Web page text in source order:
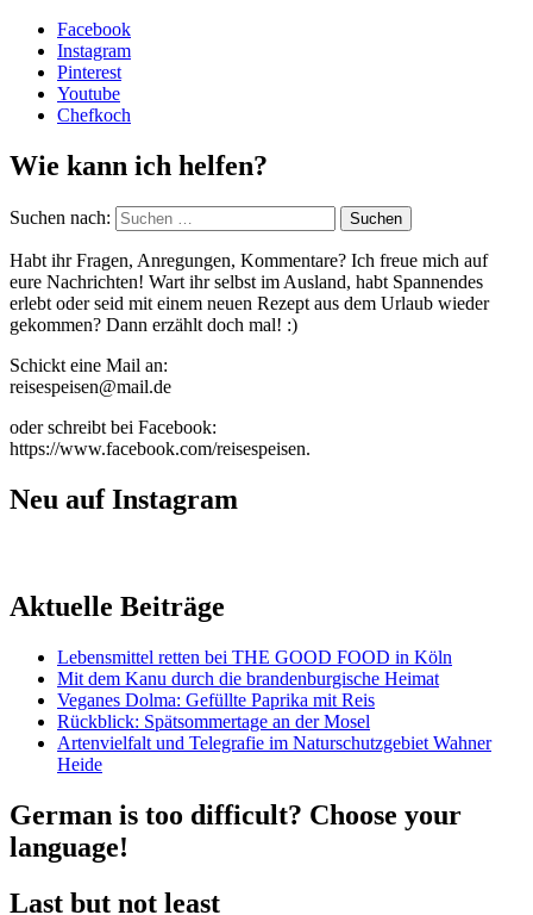
Facebook
Instagram
Pinterest
Youtube
Chefkoch
Wie kann ich helfen?
Suchen nach:
Habt ihr Fragen, Anregungen, Kommentare? Ich freue mich auf
eure Nachrichten! Wart ihr selbst im Ausland, habt Spannendes
erlebt oder seid mit einem neuen Rezept aus dem Urlaub wieder
gekommen? Dann erzählt doch mal! :)
Schickt eine Mail an:
reisespeisen@mail.de
oder schreibt bei Facebook:
https://www.facebook.com/reisespeisen.
Neu auf Instagram
Aktuelle Beiträge
Lebensmittel retten bei THE GOOD FOOD in Köln
Mit dem Kanu durch die brandenburgische Heimat
Veganes Dolma: Gefüllte Paprika mit Reis
Rückblick: Spätsommertage an der Mosel
Artenvielfalt und Telegrafie im Naturschutzgebiet Wahner
Heide
German is too difficult? Choose your
language!
Last but not least